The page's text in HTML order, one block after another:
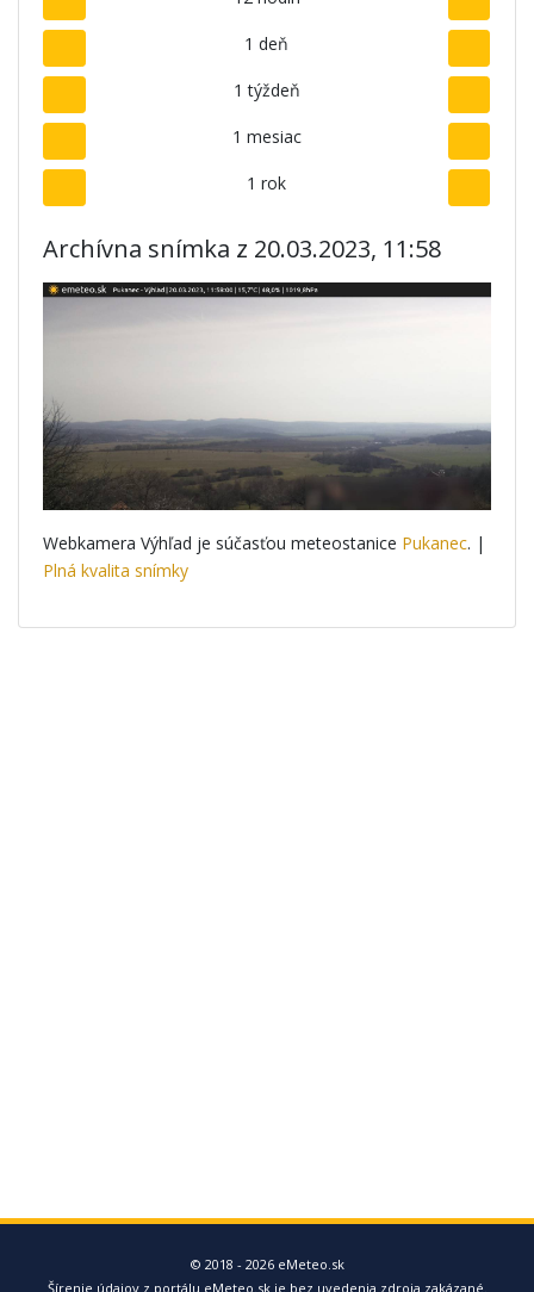
1 deň
1 týždeň
1 mesiac
1 rok
Archívna snímka z 20.03.2023, 11:58
Webkamera Výhľad je súčasťou meteostanice Pukanec. |
Plná kvalita snímky
© 2018 - 2026 eMeteo.sk
Šírenie údajov z portálu eMeteo.sk je bez uvedenia zdroja zakázané.